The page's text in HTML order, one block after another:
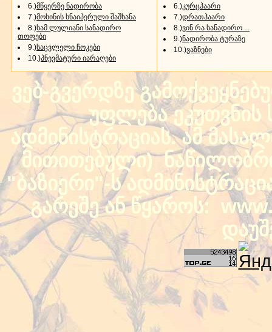
6.)მწყერზე ნადირობა
7.)მოსინის სნაიპერული შაშხანა
8.)სამ ლულიანი სანადირო
თოფები
9.)საცვლელი ჩოკები
10.)პნევმატური იარაღები
6.)კურცჰაარი
7.)დრათჰაარი
8.)ვინ რა სანადირო ...
9.)ნადირობა ტურაზე
10.)ვაზნები
ვებ-გვერდზე
უფლება ეკუთვნის
ადმინისტრაციას. ამ
მითითებული)
"ბაზიერი"-ს
გარეშე ან წყაროს: